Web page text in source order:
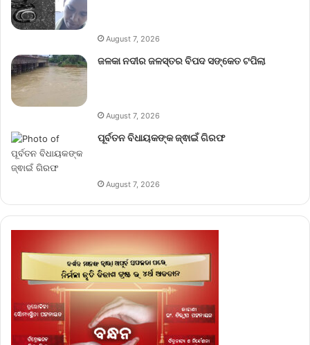
August 7, 2026
ଜଳକା ନଦୀର ଜଳସ୍ତର ବିପଦ ସଙ୍କେତ ଟପିଲା
August 7, 2026
ପୂର୍ବତନ ବିଧାୟକଙ୍କ ଜ୍ଵାଇଁ ଗିରଫ
August 7, 2026